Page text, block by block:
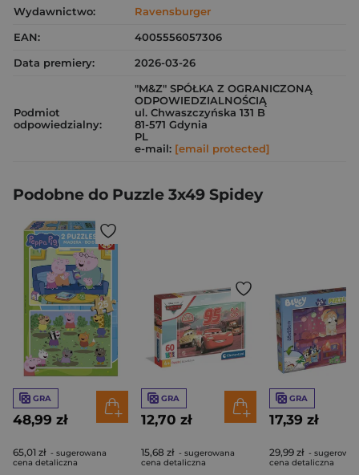
Wydawnictwo:
Ravensburger
EAN:
4005556057306
Data premiery:
2026-03-26
Podmiot
odpowiedzialny:
"M&Z" SPÓŁKA Z OGRANICZONĄ
ODPOWIEDZIALNOŚCIĄ
ul. Chwaszczyńska 131 B
81-571 Gdynia
PL
e-mail: [email protected]
Podobne do Puzzle 3x49 Spidey
GRA
48,99 zł
65,01 zł - sugerowana
cena detaliczna
GRA
12,70 zł
15,68 zł - sugerowana
cena detaliczna
GRA
17,39 zł
29,99 zł -
cena detaliczna